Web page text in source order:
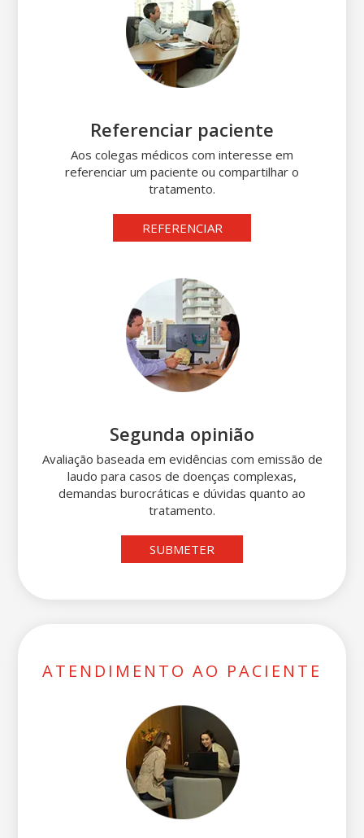
Referenciar paciente
Aos colegas médicos com interesse em
referenciar um paciente ou compartilhar o
tratamento.
REFERENCIAR
Segunda opinião
Avaliação baseada em evidências com emissão de
laudo para casos de doenças complexas,
demandas burocráticas e dúvidas quanto ao
tratamento.
SUBMETER
ATENDIMENTO AO PACIENTE